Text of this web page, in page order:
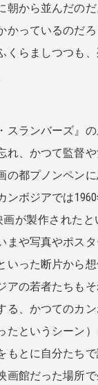
朝から並んだの
かっているのだ
くらましつつも
スランバーズ』
れ、かつて監督
の都プノンペン
ンボジアでは
画が製作された
まや写真やポスタ
いった断片から
アの若者たちもそ
る、かつてのカ
たというシーン
もとに自分たち
画館だった場所